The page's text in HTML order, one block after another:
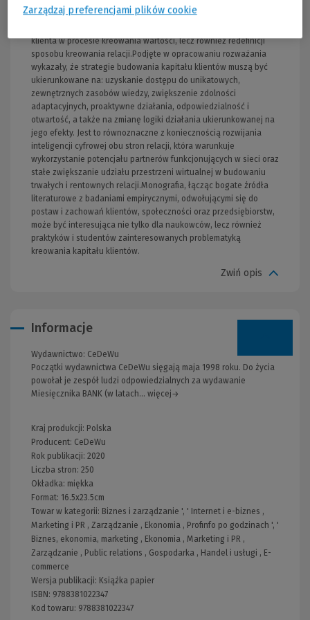
podziale pracy. Z perspektywy przedsiębiorstwa oznacza to
klienta w procesie kreowania wartości, lecz również redefinicji
sposobu kreowania relacji.Podjęte w opracowaniu rozważania
wykazały, że strategie budowania kapitału klientów muszą być
ukierunkowane na: uzyskanie dostępu do unikatowych,
zewnętrznych zasobów wiedzy, zwiększenie zdolności
adaptacyjnych, proaktywne działania, odpowiedzialność i
otwartość, a także na zmianę logiki działania ukierunkowanej na
jego efekty. Jest to równoznaczne z koniecznością rozwijania
inteligencji cyfrowej obu stron relacji, która warunkuje
wykorzystanie potencjału partnerów funkcjonujących w sieci oraz
stałe zwiększanie udziału przestrzeni wirtualnej w budowaniu
trwałych i rentownych relacji.Monografia, łącząc bogate źródła
literaturowe z badaniami empirycznymi, odwołującymi się do
postaw i zachowań klientów, społeczności oraz przedsiębiorstw,
może być interesująca nie tylko dla naukowców, lecz również
praktyków i studentów zainteresowanych problematyką
kreowania kapitału klientów.
Zwiń opis
Informacje
Wydawnictwo: CeDeWu
Początki wydawnictwa CeDeWu sięgają maja 1998 roku. Do życia
powołał je zespół ludzi odpowiedzialnych za wydawanie
Miesięcznika BANK (w latach... więcej→
Kraj produkcji: Polska
Producent: CeDeWu
Rok publikacji: 2020
Liczba stron: 250
Okładka: miękka
Format: 16.5x23.5cm
Towar w kategorii: Biznes i zarządzanie ', ' Internet i e-biznes ,
Marketing i PR , Zarządzanie , Ekonomia , Profinfo po godzinach ', '
Biznes, ekonomia, marketing , Ekonomia , Marketing i PR ,
Zarządzanie , Public relations , Gospodarka , Handel i usługi , E-
commerce
Wersja publikacji: Książka papier
ISBN: 9788381022347
Kod towaru: 9788381022347
Zarządzaj preferencjami plików cookie